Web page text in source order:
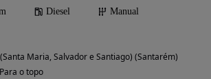
Diesel
Manual
Maria, Salvador e Santiago) (Santarém)
o topo